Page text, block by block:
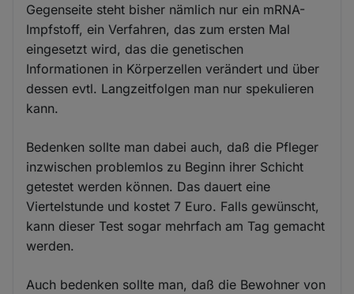
Gegenseite steht bisher nämlich nur ein mRNA-
Impfstoff, ein Verfahren, das zum ersten Mal
eingesetzt wird, das die genetischen
Informationen in Körperzellen verändert und über
dessen evtl. Langzeitfolgen man nur spekulieren
kann.
Bedenken sollte man dabei auch, daß die Pfleger
inzwischen problemlos zu Beginn ihrer Schicht
getestet werden können. Das dauert eine
Viertelstunde und kostet 7 Euro. Falls gewünscht,
kann dieser Test sogar mehrfach am Tag gemacht
werden.
Auch bedenken sollte man, daß die Bewohner von